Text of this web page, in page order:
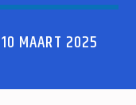
MAART 2025